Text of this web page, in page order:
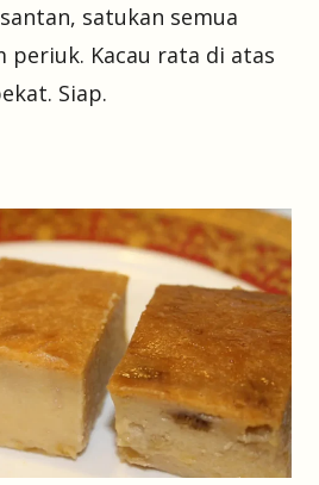
satukan semua
periuk. Kacau rata di atas
Siap.